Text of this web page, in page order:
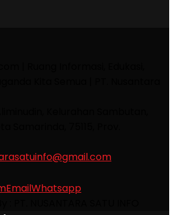
EmailWhatsapp